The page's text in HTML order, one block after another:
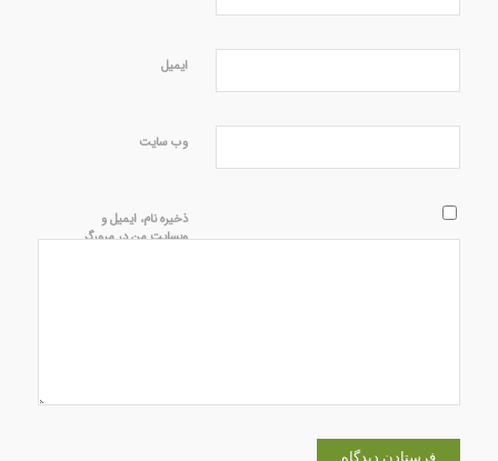
ایمیل
وب‌ سایت
ذخیره نام، ایمیل و
وبسایت من در مرورگر